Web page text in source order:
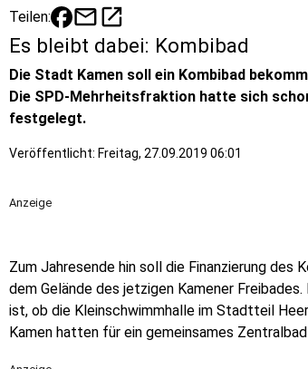
Teilen: mailopen_in_new
Es bleibt dabei: Kombibad
Die Stadt Kamen soll ein Kombibad
Die SPD-Mehrheitsfraktion hatte sich
festgelegt.
Veröffentlicht: Freitag, 27.09.2019 06:01
Anzeige
Zum Jahresende hin soll die Finanzierung des
dem Gelände des jetzigen Kamener
ist, ob die Kleinschwimmhalle im Stadtteil
Kamen hatten für ein gemeinsames